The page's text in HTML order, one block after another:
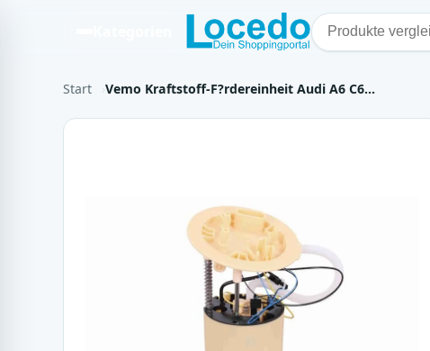
Start Vemo Kraftstoff-F?rdereinheit Audi A6 C6…